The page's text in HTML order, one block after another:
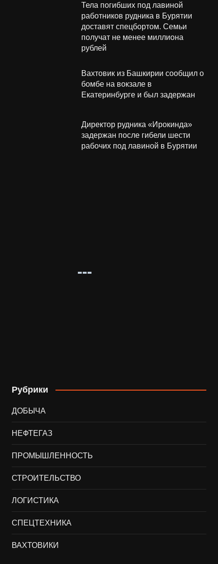
Тела погибших под лавиной
работников рудника в Бурятии
доставят спецбортом. Семьи
получат не менее миллиона
рублей
Вахтовик из Башкирии сообщил о
бомбе на вокзале в
Екатеринбурге и был задержан
Директор рудника «Ирокинда»
задержан после гибели шести
рабочих под лавиной в Бурятии
Рубрики
ДОБЫЧА
НЕФТЕГАЗ
ПРОМЫШЛЕННОСТЬ
СТРОИТЕЛЬСТВО
ЛОГИСТИКА
СПЕЦТЕХНИКА
ВАХТОВИКИ